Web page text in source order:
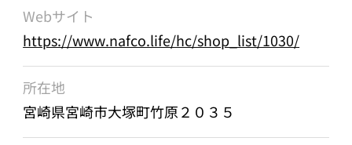
Webサイト
https://www.nafco.life/hc/shop_list/1030/
所在地
宮崎県宮崎市大塚町竹原２０３５